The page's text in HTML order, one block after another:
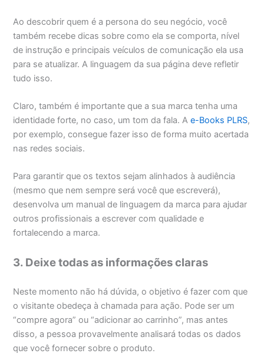
Ao descobrir quem é a persona do seu negócio, você
também recebe dicas sobre como ela se comporta, nível
de instrução e principais veículos de comunicação ela usa
para se atualizar. A linguagem da sua página deve refletir
tudo isso.
Claro, também é importante que a sua marca tenha uma
identidade forte, no caso, um tom da fala. Ae-Books PLRS,
por exemplo, consegue fazer isso de forma muito acertada
nas redes sociais.
Para garantir que os textos sejam alinhados à audiência
(mesmo que nem sempre será você que escreverá),
desenvolva um manual de linguagem da marca para ajudar
outros profissionais a escrever com qualidade e
fortalecendo a marca.
3. Deixe todas as informações claras
Neste momento não há dúvida, o objetivo é fazer com que
o visitante obedeça à chamada para ação. Pode ser um
“compre agora” ou “adicionar ao carrinho”, mas antes
disso, a pessoa provavelmente analisará todas os dados
que você fornecer sobre o produto.